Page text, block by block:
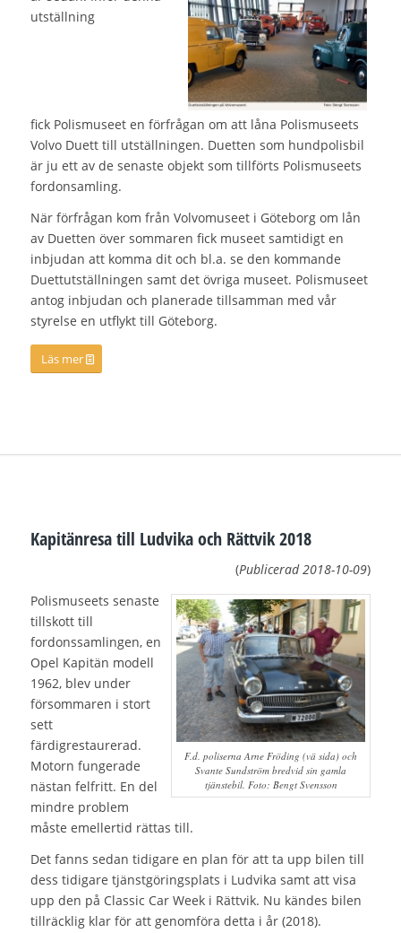
utställning
fick Polismuseet en förfrågan om att låna Polismuseets
Volvo Duett till utställningen. Duetten som hundpolisbil
är ju ett av de senaste objekt som tillförts Polismuseets
fordonsamling.
När förfrågan kom från Volvomuseet i Göteborg om lån
av Duetten över sommaren fick museet samtidigt en
inbjudan att komma dit och bl.a. se den kommande
Duettutställningen samt det övriga museet. Polismuseet
antog inbjudan och planerade tillsamman med vår
styrelse en utflykt till Göteborg.
Läs mer
Kapitänresa till Ludvika och Rättvik 2018
(Publicerad2018-10-09)
F.d. poliserna Arne Fröding (vä sida) och
Svante Sundström bredvid sin gamla
tjänstebil. Foto: Bengt Svensson
Polismuseets senaste
tillskott till
fordonssamlingen, en
Opel Kapitän modell
1962, blev under
försommaren i stort
sett
färdigrestaurerad.
Motorn fungerade
nästan felfritt. En del
mindre problem
måste emellertid rättas till.
Det fanns sedan tidigare en plan för att ta upp bilen till
dess tidigare tjänstgöringsplats i Ludvika samt att visa
upp den på Classic Car Week i Rättvik. Nu kändes bilen
tillräcklig klar för att genomföra detta i år (2018).